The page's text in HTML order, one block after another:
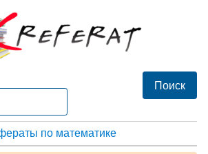
по математике